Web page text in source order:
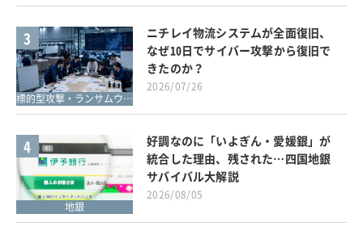
3
標的型攻撃・ランサムウェア対策
ニチレイ物流システムが全面復旧、
なぜ10日でサイバー攻撃から復旧で
きたのか？
2026/07/26
4
地銀
好調なのに「いよぎん・愛媛銀」が
統合した理由、残された…四国地銀
サバイバル大解説
2026/08/05